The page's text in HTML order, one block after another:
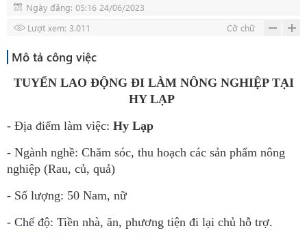
Ngày đăng: 05:16 24/06/2023
Lượt xem: 3.011
Cỡ chữ
Mô tả công việc
TUYỂN LAO ĐỘNG ĐI LÀM NÔNG NGHIỆP TẠI
HY LẠP
- Địa điểm làm việc: Hy Lạp
- Ngành nghề: Chăm sóc, thu hoạch các sản phẩm nông
nghiệp (Rau, củ, quả)
- Số lượng: 50 Nam, nữ
- Chế độ: Tiền nhà, ăn, phương tiện đi lại chủ hỗ trợ.